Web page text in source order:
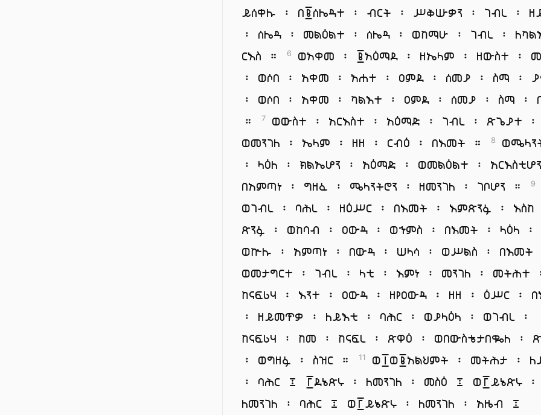
ይሰቀሉ ፡ በ፪ሰሌዳተ ፡ ብርት ፡ ሥቅሡቃን ፡ ገብረ ፡
፡ ሰሌዳ ፡ መልዕልተ ፡ ሰሌዳ ፡ ወከማሁ ፡ ገብረ ፡
ርእስ ።
6
ወአቀመ ፡ ፪አዕማደ ፡ ዘኤላም ፡ ዘውስተ ፡
፡ ወሶበ ፡ አቀመ ፡ አሐተ ፡ ዐምደ ፡ ሰመያ ፡ ስማ ፡
፡ ወሶበ ፡ አቀመ ፡ ካልእተ ፡ ዐምደ ፡ ሰመያ ፡ ስማ ፡
።
7
ወውስተ ፡ አርእስተ ፡ አዕማድ ፡ ገብረ ፡ ጽጌያተ ፡
ወመንገለ ፡ ኤላም ፡ ዘዘ ፡ ርብዕ ፡ በእመት ።
8
፡ ላዕለ ፡ ክልኤሆን ፡ አዕማድ ፡ ወመልዕልተ ፡
በአምጣነ ፡ ግዘፈ ፡ ሜላንትሮን ፡ ዘመንገለ ፡ ገቦሆን ።
9
ወገብረ ፡ ባሕረ ፡ ዘዕሥር ፡ በእመት ፡ እምጽንፉ ፡ እስከ
ጽንፉ ፡ ወከባብ ፡ ዐውዳ ፡ ወኀምስ ፡ በእመት ፡ ላዕላ ፡
ወኵሉ ፡ አምጣነ ፡ በውዳ ፡ ሠላሳ ፡ ወሥልስ ፡ በእመት
ወመታግርተ ፡ ገብረ ፡ ላቲ ፡ እምነ ፡ መንገለ ፡ መትሕተ
ከናፍሪሃ ፡ እንተ ፡ ዐውዳ ፡ ዘየዐውዳ ፡ ዘዘ ፡ ዕሥር ፡
፡ ዘይመጥቃ ፡ ለይእቲ ፡ ባሕር ፡ ወያላዕላ ፡ ወገብረ ፡
ከናፍሪሃ ፡ ከመ ፡ ከናፍረ ፡ ጽዋዕ ፡ ወበውስቴታበቈለ ፡
፡ ወግዘፉ ፡ ስዝር ።
11
ወ፲ወ፪አልህምት ፡ መትሕታ ፡
፡ ባሕር ፤ ፫ደኔጽሩ ፡ ለመንገለ ፡ መስዕ ፤ ወ፫ይኔጽሩ ፡
ለመንገለ ፡ ባሕር ፤ ወ፫ይኔጽሩ ፡ ለመንገለ ፡ አዜብ ፤